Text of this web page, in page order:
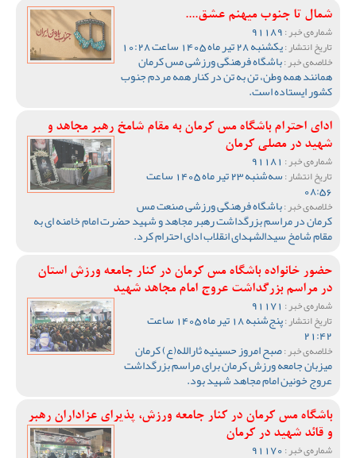
شمال تا جنوب میهنم عشق....
شماره‌ی خبر :
تاریخ انتشار :یکشنبه 28 تیر ماه 1405 ساعت 10:28
خلاصه‌ی خبر :باشگاه فرهنگی ورزشی مس کرمان
همانند همه وطن، تن به تن در کنار همه مردم جنوب
کشور ایستاده است.
ادای احترام باشگاه مس کرمان به مقام شامخ رهبر مجاهد و
شهید در مصلی کرمان
شماره‌ی خبر :
تاریخ انتشار : سه‌شنبه 23 تیر ماه 1405 ساعت
08:56
خلاصه‌ی خبر :باشگاه فرهنگی ورزشی صنعت مس
کرمان در مراسم بزرگداشت رهبر مجاهد و شهید حضرت امام خامنه ای به
مقام شامخ سیدالشهدای انقلاب ادای احترام کرد.
حضور خانواده باشگاه مس کرمان در کنار جامعه ورزش استان
در مراسم بزرگداشت عروج امام مجاهد شهید
شماره‌ی خبر :
تاریخ انتشار : پنج‌شنبه 18 تیر ماه 1405 ساعت
21:42
خلاصه‌ی خبر :صبح امروز حسینیه ثارالله(ع) کرمان
میزبان جامعه ورزش کرمان برای مراسم بزرگداشت
عروج خونین امام مجاهد شهید بود.
باشگاه مس کرمان در کنار جامعه ورزش، پذیرای عزاداران رهبر
و قائد شهید در کرمان
شماره‌ی خبر :